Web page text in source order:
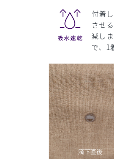
付着
させ
減し
で、1